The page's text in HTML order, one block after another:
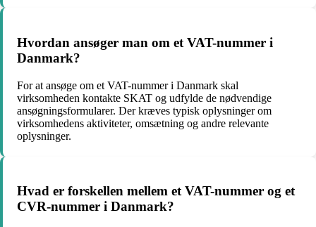
Hvordan ansøger man om et VAT-nummer i
Danmark?
For at ansøge om et VAT-nummer i Danmark skal
virksomheden kontakte SKAT og udfylde de nødvendige
ansøgningsformularer. Der kræves typisk oplysninger om
virksomhedens aktiviteter, omsætning og andre relevante
oplysninger.
Hvad er forskellen mellem et VAT-nummer og et
CVR-nummer i Danmark?